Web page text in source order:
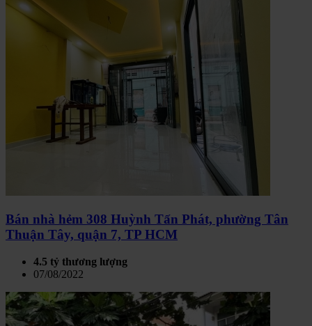
Bán nhà hẻm 308 Huỳnh Tấn Phát, phường Tân
Thuận Tây, quận 7, TP HCM
4.5 tỷ thương lượng
07/08/2022